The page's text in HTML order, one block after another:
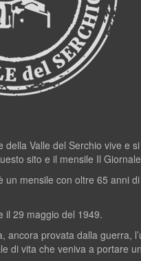
della Valle del Serchio vive e
sito e il mensile Il
un mensile con oltre 65 anni
il 29 maggio del 1949.
ancora provata dalla guerra,
di vita che veniva a portare